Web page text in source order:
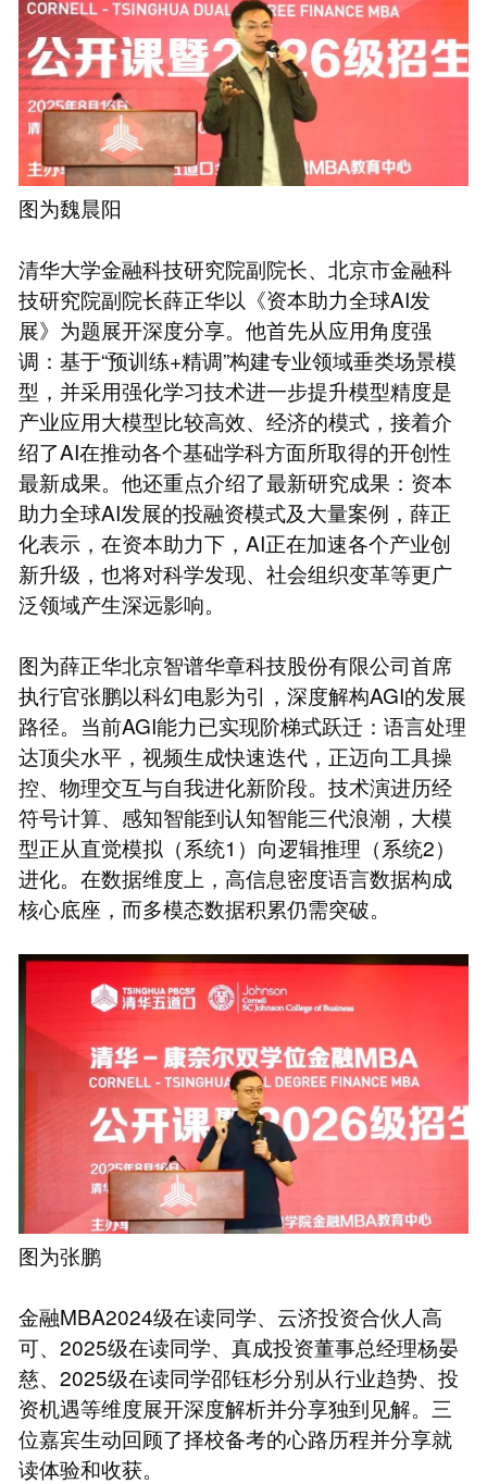
图为魏晨阳
清华大学金融科技研究院副院长、北京市金融科
技研究院副院长薛正华以《资本助力全球AI发
展》为题展开深度分享。他首先从应用角度强
调：基于“预训练+精调”构建专业领域垂类场景模
型，并采用强化学习技术进一步提升模型精度是
产业应用大模型比较高效、经济的模式，接着介
绍了AI在推动各个基础学科方面所取得的开创性
最新成果。他还重点介绍了最新研究成果：资本
助力全球AI发展的投融资模式及大量案例，薛正
化表示，在资本助力下，AI正在加速各个产业创
新升级，也将对科学发现、社会组织变革等更广
泛领域产生深远影响。
图为薛正华北京智谱华章科技股份有限公司首席
执行官张鹏以科幻电影为引，深度解构AGI的发展
路径。当前AGI能力已实现阶梯式跃迁：语言处理
达顶尖水平，视频生成快速迭代，正迈向工具操
控、物理交互与自我进化新阶段。技术演进历经
符号计算、感知智能到认知智能三代浪潮，大模
型正从直觉模拟（系统1）向逻辑推理（系统2）
进化。在数据维度上，高信息密度语言数据构成
核心底座，而多模态数据积累仍需突破。
图为张鹏
金融MBA2024级在读同学、云济投资合伙人高
可、2025级在读同学、真成投资董事总经理杨晏
慈、2025级在读同学邵钰杉分别从行业趋势、投
资机遇等维度展开深度解析并分享独到见解。三
位嘉宾生动回顾了择校备考的心路历程并分享就
读体验和收获。